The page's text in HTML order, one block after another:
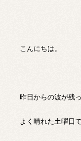
こんにちは。
昨日からの波が残っ
よく晴れた土曜日